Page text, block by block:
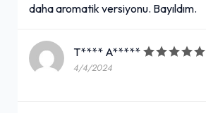
daha aromatik versiyonu. Bayıldım.
T**** A*****
4/4/2024